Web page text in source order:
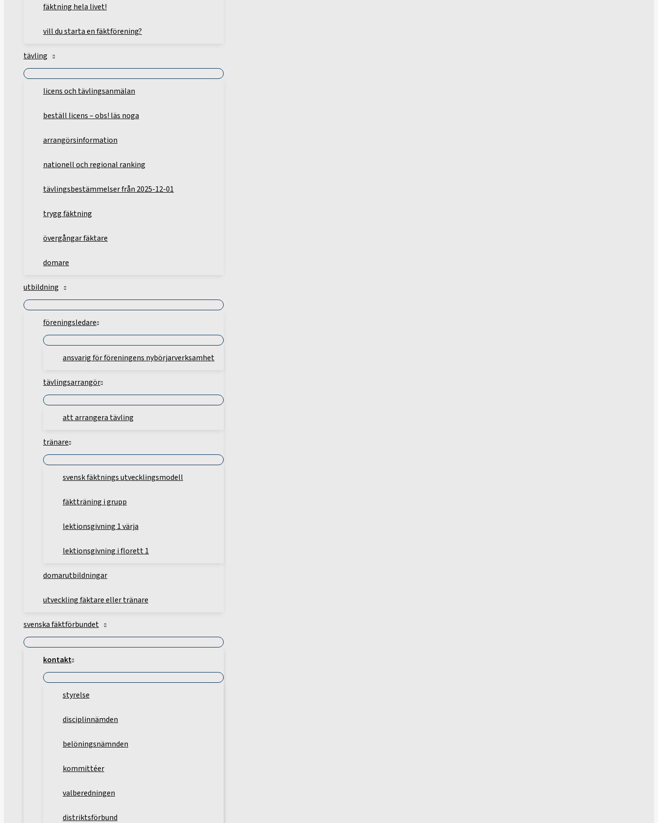
fäktning hela livet!
vill du starta en fäktförening?
tävling
licens och tävlingsanmälan
beställ licens – obs! läs noga
arrangörsinformation
nationell och regional ranking
tävlingsbestämmelser från 2025-12-01
trygg fäktning
övergångar fäktare
domare
utbildning
föreningsledare
ansvarig för föreningens nybörjarverksamhet
tävlingsarrangör
att arrangera tävling
tränare
svensk fäktnings utvecklingsmodell
fäktträning i grupp
lektionsgivning 1 värja
lektionsgivning i florett 1
domarutbildningar
utveckling fäktare eller tränare
svenska fäktförbundet
kontakt
styrelse
disciplinnämden
belöningsnämnden
kommittéer
valberedningen
distriktsförbund